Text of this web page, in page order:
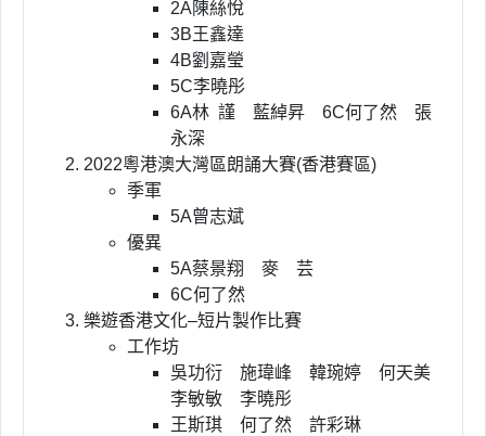
2A陳絲悅
3B王鑫達
4B劉嘉瑩
5C李曉彤
6A林 謹 藍綽昇 6C何了然 張
永深
2022粵港澳大灣區朗誦大賽(香港賽區)
季軍
5A曾志斌
優異
5A蔡景翔 麥 芸
6C何了然
樂遊香港文化–短片製作比賽
工作坊
吳功衍 施瑋峰 韓琬婷 何天美
李敏敏 李曉彤
王斯琪 何了然 許彩琳